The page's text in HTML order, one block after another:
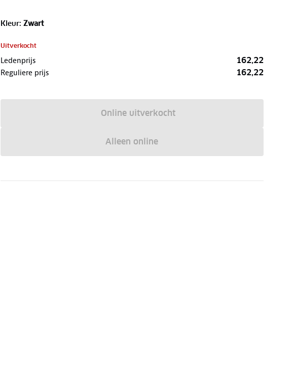
Kleur: Zwart
Uitverkocht
Ledenprijs 162,22
Reguliere prijs 162,22
Online uitverkocht
Alleen online